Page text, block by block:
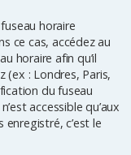
horaire
ce cas, accédez au
horaire afin qu’il
(ex : Londres, Paris,
du fuseau
accessible qu’aux
c’est le